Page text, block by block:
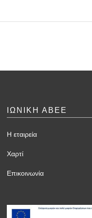
ΙΩΝΙΚΗ ΑΒΕΕ
Η εταιρεία
Χαρτί
Επικοινωνία